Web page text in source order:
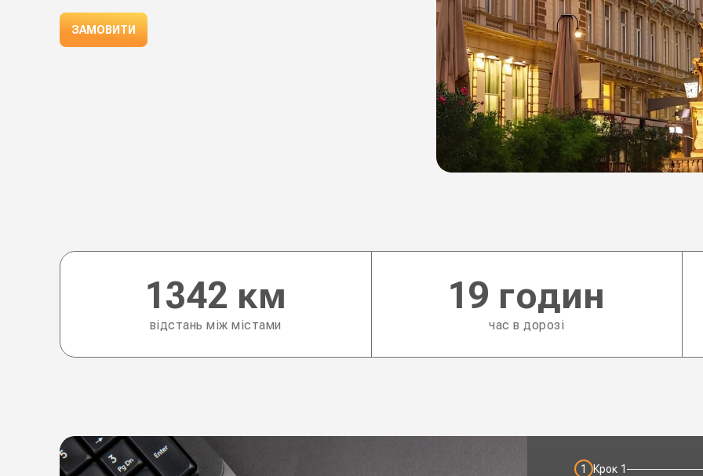
ЗАМОВИТИ
відстань між містами
1342 км
час в дорозі
19 годин
1 Крок 1